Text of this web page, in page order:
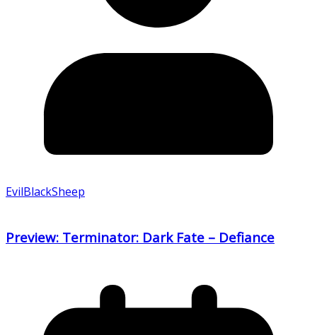
EvilBlackSheep
Preview: Terminator: Dark Fate – Defiance